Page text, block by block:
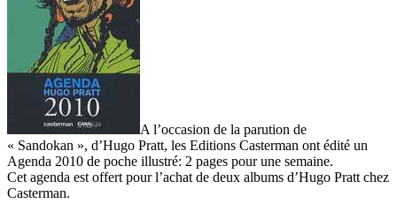
A l’occasion de la parution de
« Sandokan », d’Hugo Pratt, les Editions Casterman ont édité un
Agenda 2010 de poche illustré: 2 pages pour une semaine.
Cet agenda est offert pour l’achat de deux albums d’Hugo Pratt chez
Casterman.